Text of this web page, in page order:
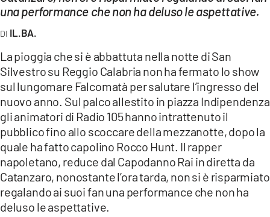
LAC ONAIR
LaC
Network
LACPLAY.IT
LACTV.IT
LACONAIR.IT
LACITYMAG.IT
ILREGGINO.IT
COSENZACHANNEL.IT
una performance che non ha deluso le aspettative.
IL.BA.
La pioggia che si è abbattuta nella notte di San
Silvestro su Reggio Calabria non ha fermato lo show
sul lungomare Falcomatà per salutare l’ingresso del
nuovo anno. Sul palco allestito in piazza Indipendenza
gli animatori di Radio 105 hanno intrattenuto il
pubblico fino allo scoccare della mezzanotte, dopo la
quale ha fatto capolino Rocco Hunt. Il rapper
napoletano, reduce dal Capodanno Rai in diretta da
Catanzaro, nonostante l’ora tarda, non si è risparmiato
regalando ai suoi fan una performance che non ha
deluso le aspettative.